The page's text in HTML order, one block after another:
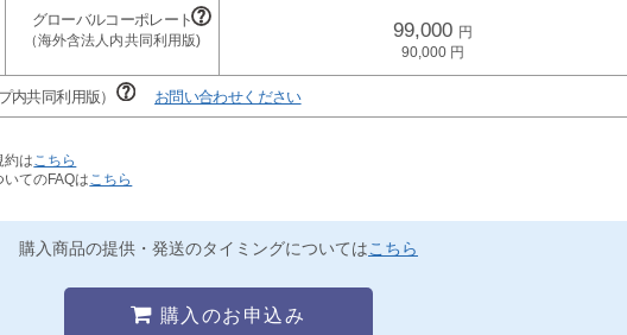
99,000
90,000
内共同利用版） お問い合わせください
約は こちら
てのFAQは こちら
購入商品の提供・発送のタイミングについてはこちら
購入のお申込み